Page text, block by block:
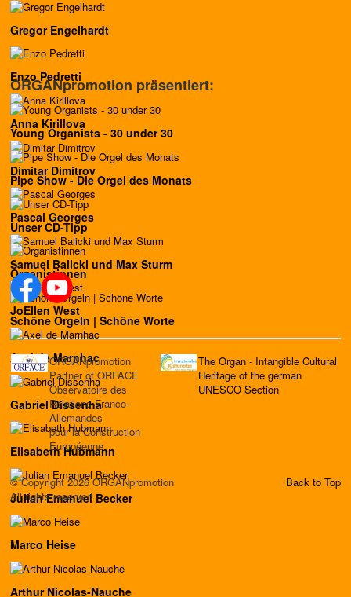
Gregor Engelhardt
Enzo Pedretti
Anna Kirillova
Dimitar Dimitrov
Pascal Georges
Samuel Balicki und Max Sturm
JoEllen West
Axel de Marnhac
Gabriel Dissenha
Elisabeth Hubmann
Julian Emanuel Becker
Marco Heise
Arthur Nicolas-Nauche
ORGANpromotion präsentiert:
Young Organists - 30 under 30
Pipe Show - Die Orgel des Monats
Unser CD-Tipp
Organistinnen
Schöne Orgeln | Schöne Worte
ORGANpromotion
Partner of ORFACE
Observatoire des
Relations Franco-
Allemandes
pour la Construction
Européenne
The Organ - Intangible Cultural
Heritage of the german
UNESCO Section
© Copyright 2026 ORGANpromotion
All rights reserved
Back to Top